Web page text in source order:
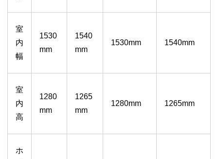
室
内
幅
1530
mm
1540
mm
1530mm 1540mm
室
内
高
1280
mm
1265
mm
1280mm 1265mm
ホ